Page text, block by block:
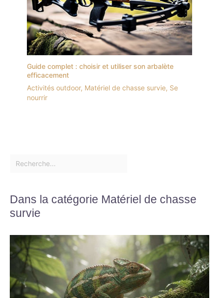
Guide complet : choisir et utiliser son arbalète
efficacement
Activités outdoor, Matériel de chasse survie, Se
nourrir
Dans la catégorie Matériel de chasse
survie